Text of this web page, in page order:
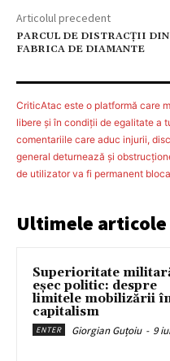
Articolul precedent
PARCUL DE DISTRACȚII DIN
FABRICA DE DIAMANTE
CriticAtac este o platformă care
libere şi în condiţii de egalitate a
comentariile care aduc injurii,
general deturnează şi
de utilizator va fi permanent
Ultimele articole
Superioritate
eșec politic: despre
limitele mobilizării
capitalism
ENTER Giorgian Guțoiu - 9